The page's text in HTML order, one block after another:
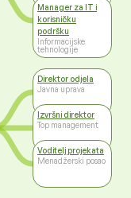
Manager za IT i
korisničku
podršku
Informacijske
tehnologije
Direktor odjela
Javna uprava
Izvršni direktor
Top management
Voditelj projekata
Menadžerski posao